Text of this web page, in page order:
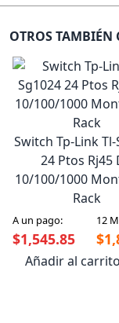
OTROS TAMBIÉN
Switch Tp-Link
24 Ptos Rj45
10/100/1000
Rack
A un pago: 12
$1,545.85
Añadir al carrito